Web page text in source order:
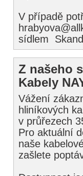
V případě
sídlem
Z našeho
Kabely
Vážení
hliníkových
v průřezech
Pro aktuální
naše
zašlete